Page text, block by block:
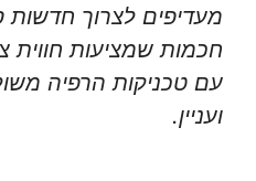
מעדיפים לצרוך חדשות
חכמות שמציעות חווית
עם טכניקות הרפיה
ועניין.